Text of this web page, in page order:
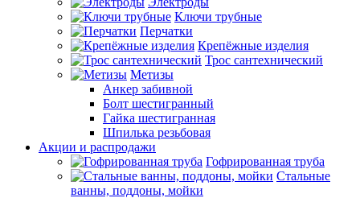
Ключи трубные
Перчатки
Крепёжные изделия
Трос сантехнический
Метизы
Анкер забивной
Болт шестигранный
Гайка шестигранная
Шпилька резьбовая
Акции и распродажи
Гофрированная труба
Стальные
ванны, поддоны, мойки